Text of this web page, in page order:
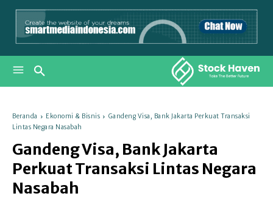
Beranda Ekonomi & Bisnis
Gandeng Visa, Bank Jakarta Perkuat Transaksi
Lintas Negara Nasabah
Gandeng Visa, Bank Jakarta
Perkuat Transaksi Lintas Negara
Nasabah